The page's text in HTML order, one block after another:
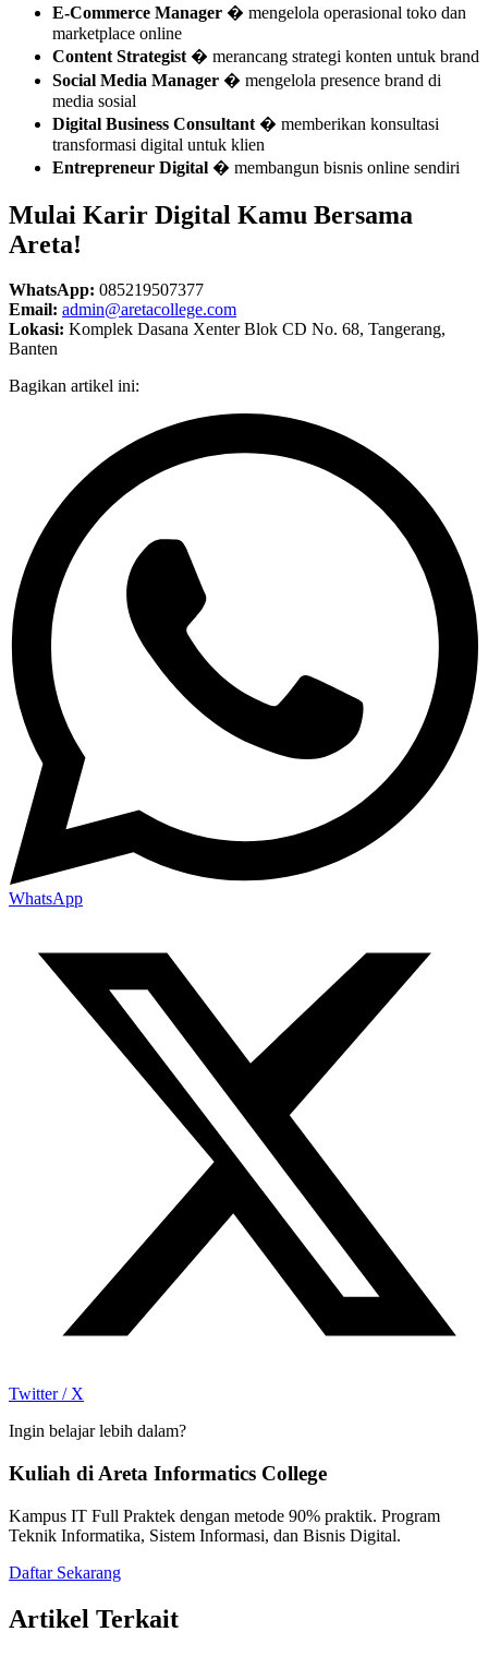
E-Commerce Manager � mengelola operasional toko dan
marketplace online
Content Strategist � merancang strategi konten untuk brand
Social Media Manager � mengelola presence brand di
media sosial
Digital Business Consultant � memberikan konsultasi
transformasi digital untuk klien
Entrepreneur Digital � membangun bisnis online sendiri
Mulai Karir Digital Kamu Bersama
Areta!
WhatsApp: 085219507377
Email: admin@aretacollege.com
Lokasi: Komplek Dasana Xenter Blok CD No. 68, Tangerang,
Banten
Bagikan artikel ini:
WhatsApp
Twitter / X
Ingin belajar lebih dalam?
Kuliah di Areta Informatics College
Kampus IT Full Praktek dengan metode 90% praktik. Program
Teknik Informatika, Sistem Informasi, dan Bisnis Digital.
Daftar Sekarang
Artikel Terkait